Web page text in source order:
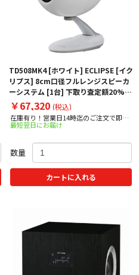
TD508MK4 [ホワイト] ECLIPSE [イク
リプス] 8cm口径フルレンジスピーカ
ーシステム [1台] 下取り査定額20%ア
ップ実施中！
￥67,320 (税込)
在庫有り！営業日14時迄のご注文で即日
出荷！
最短翌日にお届け
数量
カートに入れる